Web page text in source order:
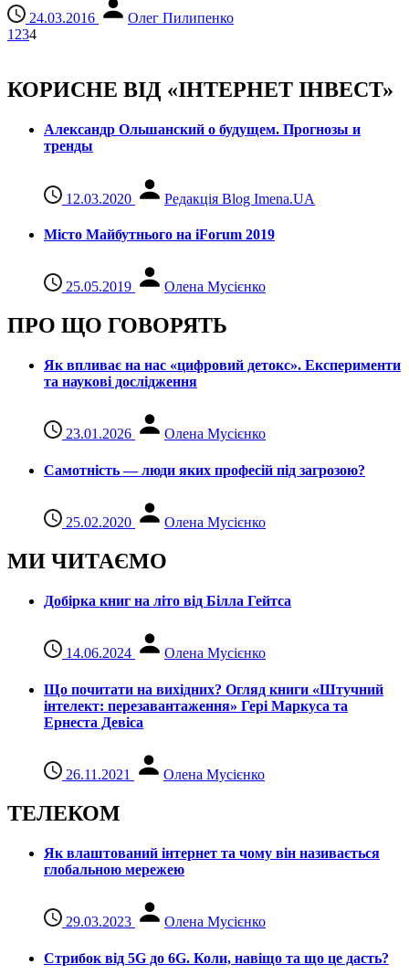
24.03.2016
Олег Пилипенко
1 234
КОРИСНЕ ВІД «ІНТЕРНЕТ ІНВЕСТ»
Александр Ольшанский о будущем. Прогнозы и
тренды
12.03.2020 Редакція Blog Imena.UA
Місто Майбутнього на iForum 2019
25.05.2019 Олена Мусієнко
ПРО ЩО ГОВОРЯТЬ
Як впливає на нас «цифровий детокс». Експерименти
та наукові дослідження
23.01.2026 Олена Мусієнко
Самотність — люди яких професій під загрозою?
25.02.2020 Олена Мусієнко
МИ ЧИТАЄМО
Добірка книг на літо від Білла Гейтса
14.06.2024 Олена Мусієнко
Що почитати на вихідних? Огляд книги «Штучний
інтелект: перезавантаження» Гері Маркуса та
Ернеста Девіса
26.11.2021 Олена Мусієнко
ТЕЛЕКОМ
Як влаштований інтернет та чому він називається
глобальною мережею
29.03.2023 Олена Мусієнко
Стрибок від 5G до 6G. Коли, навіщо та що це даcть?